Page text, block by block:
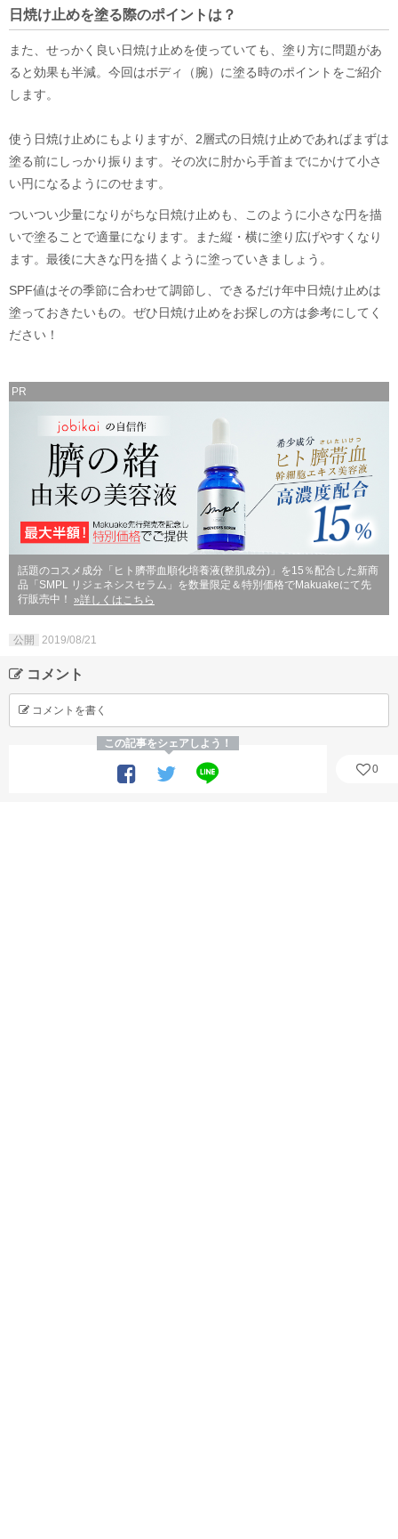
日焼け止めを塗る際のポイントは？
また、せっかく良い日焼け止めを使っていても、塗り方に問題があ
ると効果も半減。今回はボディ（腕）に塗る時のポイントをご紹介
します。
使う日焼け止めにもよりますが、2層式の日焼け止めであればまずは
塗る前にしっかり振ります。その次に肘から手首までにかけて小さ
い円になるようにのせます。
ついつい少量になりがちな日焼け止めも、このように小さな円を描
いで塗ることで適量になります。また縦・横に塗り広げやすくなり
ます。最後に大きな円を描くように塗っていきましょう。
SPF値はその季節に合わせて調節し、できるだけ年中日焼け止めは
塗っておきたいもの。ぜひ日焼け止めをお探しの方は参考にしてく
ださい！
PR
話題のコスメ成分「ヒト臍帯血順化培養液(整肌成分)」を15％配合した新商
品「SMPL リジェネシスセラム」を数量限定＆特別価格でMakuakeにて先
行販売中！ »詳しくはこちら
公開 2019/08/21
コメント
コメントを書く
この記事をシェアしよう！
0